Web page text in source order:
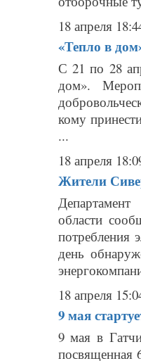
18 апреля
«Тепло в
С 21 по 28
дом».
кому
...
18 апреля
Жители
области
потребления
день
18 апреля
9 мая
9 мая в
посвященная